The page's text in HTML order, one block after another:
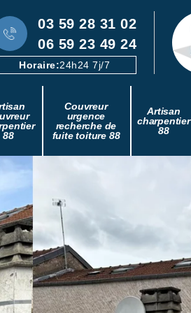
03 59 28 31 02
06 59 23 49 24
Horaire:24h24 7j/7
88
Couvreur
urgence
recherche de
fuite toiture 88
Artisan
charpentier
88